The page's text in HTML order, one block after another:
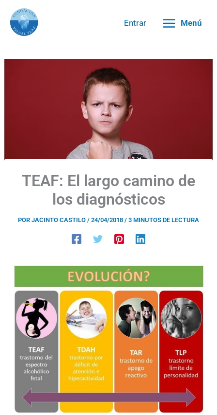
contenido
Entrar Menú
TEAF: El largo camino de
los diagnósticos
POR JACINTO CASTILO / 24/04/2018 / 3 MINUTOS DE LECTURA